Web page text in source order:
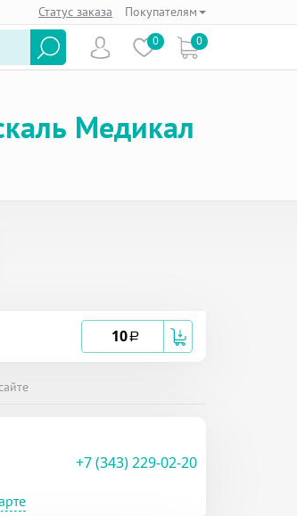
Статус заказа Покупателям
0 0
Медикал
10a
+7 (343) 229-02-20